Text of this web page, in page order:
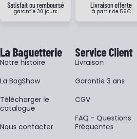
Satisfait ou remboursé
garantie 30 jours
Livraison offerte
à partir de 59€
La Baguetterie
Notre histoire
La BagShow
​Télécharger le
catalogue
Nous contacter
Service Client
Livraison
Garantie 3 ans
CGV
FAQ - Questions
Fréquentes